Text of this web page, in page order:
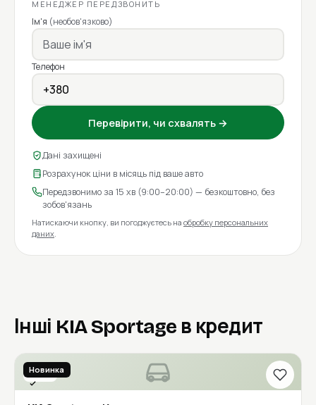
МЕНЕДЖЕР ПЕРЕДЗВОНИТЬ
Ім'я (необов'язково)
Телефон
Перевірити, чи схвалять →
Дані захищені
Розрахунок ціни в місяць під ваше авто
Передзвонимо за 15 хв (9:00–20:00) — безкоштовно, без
зобов'язань
Натискаючи кнопку, ви погоджуєтесь на обробку персональних
даних.
Інші KIA Sportage в кредит
2023
Новинка
Перевірено